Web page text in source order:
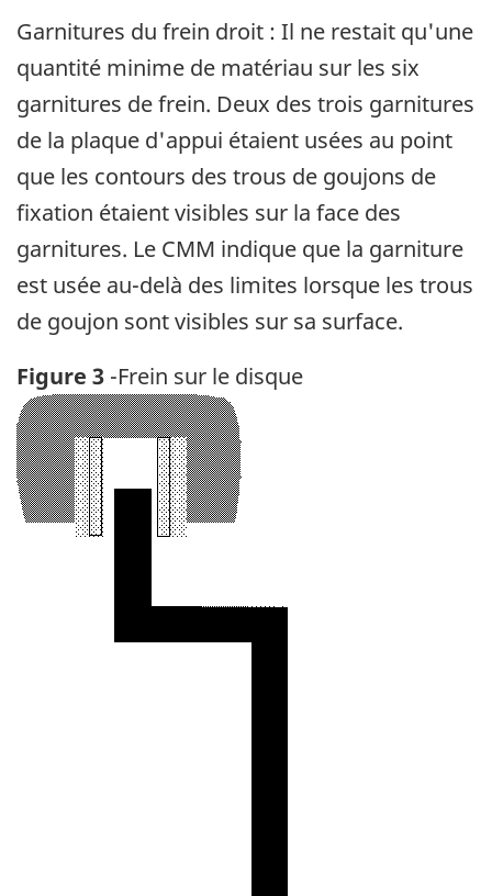
Garnitures du frein droit : Il ne restait qu'une
quantité minime de matériau sur les six
garnitures de frein. Deux des trois garnitures
de la plaque d'appui étaient usées au point
que les contours des trous de goujons de
fixation étaient visibles sur la face des
garnitures. Le CMM indique que la garniture
est usée au-delà des limites lorsque les trous
de goujon sont visibles sur sa surface.
Figure 3 -Frein sur le disque
Image